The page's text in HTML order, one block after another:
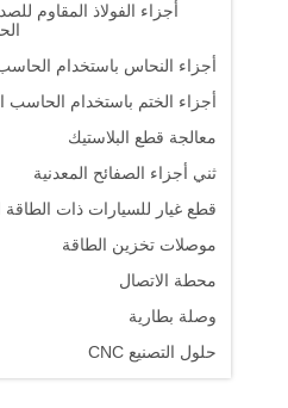
أجزاء الفولاذ المقاوم
أجزاء النحاس باستخدام
أجزاء الختم باستخدام الحاسب
معالجة قطع البلاستيك
ثني أجزاء الصفائح المعدنية
قطع غيار للسيارات ذات الطاقة
موصلات تخزين الطاقة
محطة الاتصال
وصلة بطارية
حلول التصنيع CNC